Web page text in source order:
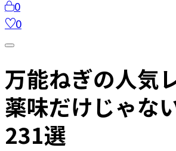
0
0
万能ねぎの人気
薬味だけじゃな
231選